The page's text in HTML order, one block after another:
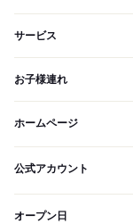
サービス
お子様連れ
ホームページ
公式アカウント
オープン日